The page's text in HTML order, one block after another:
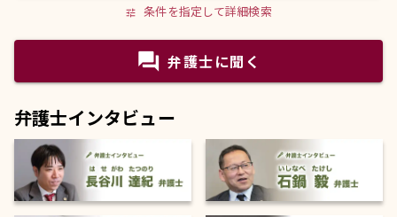
tune 条件を指定して詳細検索
question_answer 弁護士に聞く
弁護士インタビュー